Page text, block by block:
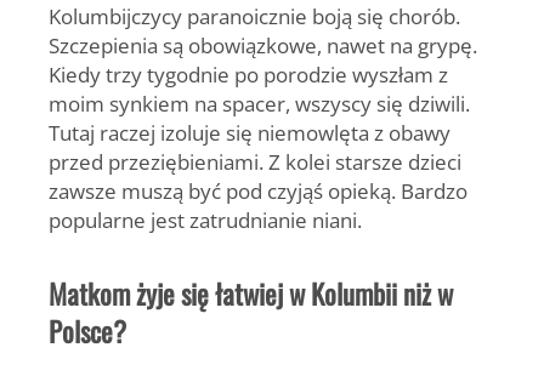
Kolumbijczycy paranoicznie boją się chorób.
Szczepienia są obowiązkowe, nawet na grypę.
Kiedy trzy tygodnie po porodzie wyszłam z
moim synkiem na spacer, wszyscy się dziwili.
Tutaj raczej izoluje się niemowlęta z obawy
przed przeziębieniami. Z kolei starsze dzieci
zawsze muszą być pod czyjąś opieką. Bardzo
popularne jest zatrudnianie niani.
Matkom żyje się łatwiej w Kolumbii niż w
Polsce?